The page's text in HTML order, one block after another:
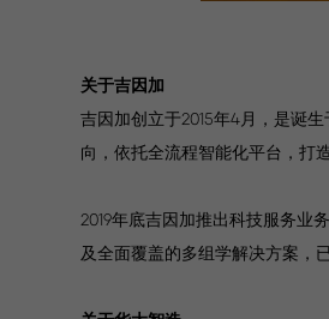
关于吉因加
吉因加创立于2015年4月，是诞
向，依托全流程智能化平台，打
2019年底吉因加推出科技服务业
及全面覆盖的多组学解决方案，